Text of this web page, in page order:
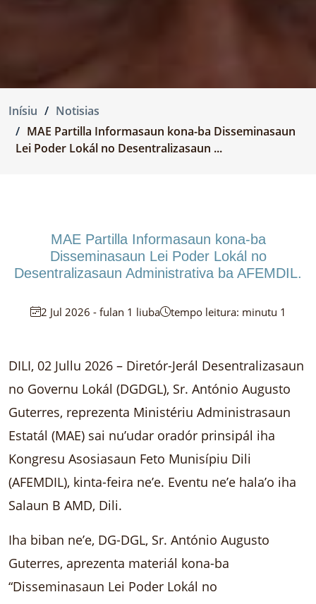
Inísiu
Notisias
MAE Partilla Informasaun kona-ba Disseminasaun
Lei Poder Lokál no Desentralizasaun ...
MAE Partilla Informasaun kona-ba
Disseminasaun Lei Poder Lokál no
Desentralizasaun Administrativa ba AFEMDIL.
2 Jul 2026 - fulan 1 liuba tempo leitura: minutu 1
DILI, 02 Jullu 2026 – Diretór-Jerál Desentralizasaun
no Governu Lokál (DGDGL), Sr. António Augusto
Guterres, reprezenta Ministériu Administrasaun
Estatál (MAE) sai nu’udar oradór prinsipál iha
Kongresu Asosiasaun Feto Munisípiu Dili
(AFEMDIL), kinta-feira neʼe. Eventu ne’e hala’o iha
Salaun B AMD, Dili.
Iha biban ne’e, DG-DGL, Sr. António Augusto
Guterres, aprezenta materiál kona-ba
“Disseminasaun Lei Poder Lokál no